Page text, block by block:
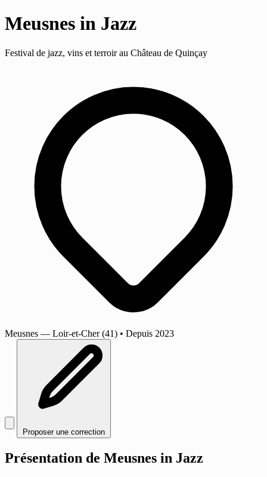
Meusnes in Jazz
Festival de jazz, vins et terroir au Château de Quinçay
Meusnes — Loir-et-Cher (41) • Depuis 2023
Proposer une correction
Présentation de Meusnes in Jazz